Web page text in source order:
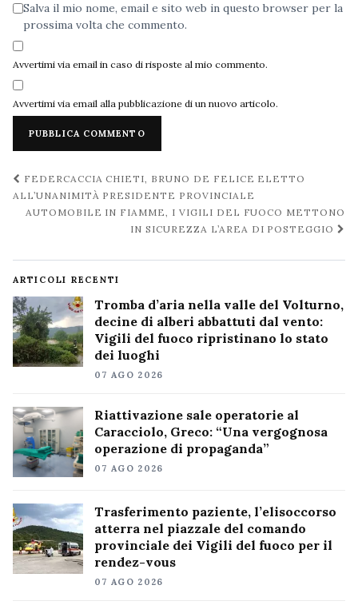
Salva il mio nome, email e sito web in questo browser per la
prossima volta che commento.
Avvertimi via email in caso di risposte al mio commento.
Avvertimi via email alla pubblicazione di un nuovo articolo.
Navigazione
post
FEDERCACCIA CHIETI, BRUNO DE FELICE ELETTO
ALL’UNANIMITÀ PRESIDENTE PROVINCIALE
AUTOMOBILE IN FIAMME, I VIGILI DEL FUOCO METTONO
IN SICUREZZA L’AREA DI POSTEGGIO
ARTICOLI RECENTI
Tromba d’aria nella valle del Volturno,
decine di alberi abbattuti dal vento:
Vigili del fuoco ripristinano lo stato
dei luoghi
07 AGO 2026
Riattivazione sale operatorie al
Caracciolo, Greco: “Una vergognosa
operazione di propaganda”
07 AGO 2026
Trasferimento paziente, l’elisoccorso
atterra nel piazzale del comando
provinciale dei Vigili del fuoco per il
rendez-vous
07 AGO 2026